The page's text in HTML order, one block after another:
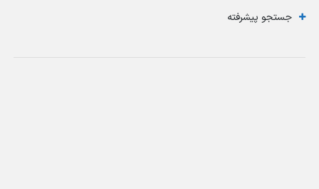
جستجو پیشرفته